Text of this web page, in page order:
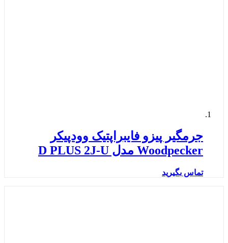
جرمگیر پیزو فایبراپتیک وودپیکر
Woodpecker مدل D PLUS 2J-U
تماس بگیرید